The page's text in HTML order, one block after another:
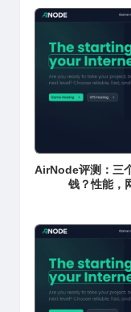
AirNode评测：三
钱？性能，